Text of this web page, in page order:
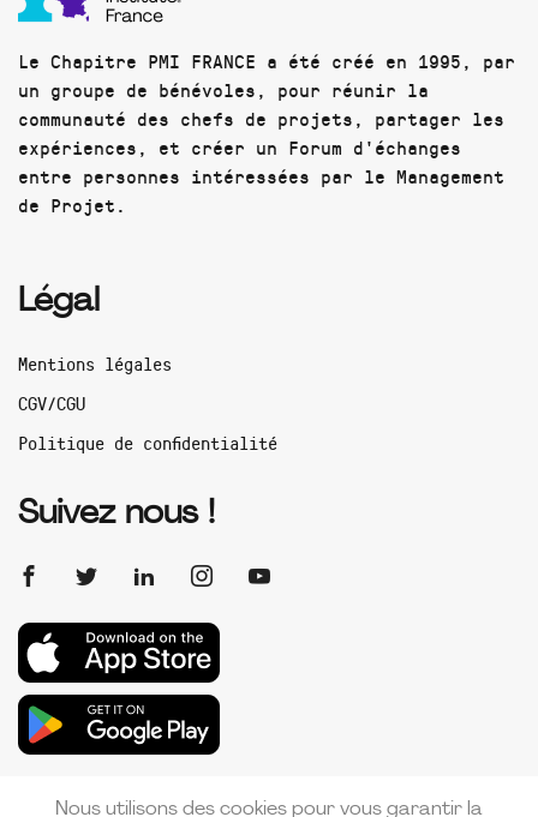
Le Chapitre PMI FRANCE a été créé en 1995, par
un groupe de bénévoles, pour réunir la
communauté des chefs de projets, partager les
expériences, et créer un Forum d'échanges
entre personnes intéressées par le Management
de Projet.
Légal
Mentions légales
CGV/CGU
Politique de confidentialité
Suivez nous !
Nous utilisons des cookies pour vous garantir la